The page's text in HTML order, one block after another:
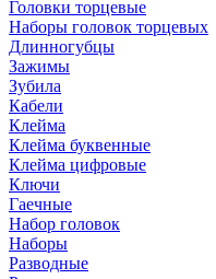
Головки торцевые
Наборы головок торцевых
Длинногубцы
Зажимы
Зубила
Кабели
Клейма
Клейма буквенные
Клейма цифровые
Ключи
Гаечные
Набор головок
Наборы
Разводные